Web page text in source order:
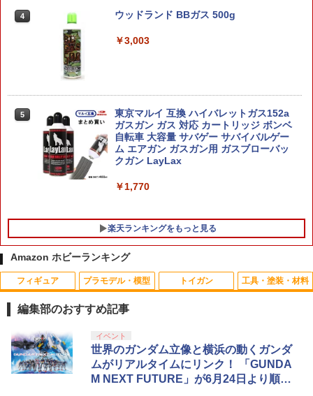
ハセガワ 1/24 トヨタ スプリンター トレ
ノ AE86 GT APEX 前期型 （1983）【H
C71】 プラモデル
￥2,980
4
【中古】 バンダイスピリッツ S.H.Figua
【A´】 未開封品/箱少し傷みあり
5
送料無料◆デスクトップリアルマッコイ
ドラゴンボール 06 孫悟空＆ブルマ -限定
復刻仕様版- メガハウス フィギュア 【2
月予約】
4 ウッドランド BBガス 500g
￥3,003
5
東京マルイ 互換 ハイバレットガス152a
ガスガン ガス 対応 カートリッジ ボンベ
自転車 大容量 サバゲー サバイバルゲー
ム エアガン ガスガン用 ガスブローバッ
クガン LayLax
￥1,770
楽天ランキングをもっと見る
1
ABCホビー 【再生産】ABC LEDライト
LED 赤色 （5mm×2個）【62683】 ラジ
コンパーツ
￥468
Amazon ホビーランキング
フィギュア
1
TAMASHII NATIONS S.H.フィギュアー
ツ（真骨彫製法） 仮面ライダーBLACK
RX 約150mm PVC&ABS&布製 塗装済み
可動フィギュア
プラモデル・模型
1
マックスファクトリー PLAMATEA MX
ちゃん 組み立て式プラモデル ノンスケ
ール 全高約160mm
￥10,094
トイガン
1
東京マルイ(TOKYO MARUI) No.25 コル
ト ガバメント HG 18歳以上エアーHOP
ハンドガン
￥3,384
工具・塗装・材料
1
タミヤ クラフトツールシリーズ No.123
先細薄刃ニッパー (ゲートカット用) プラ
モデル用工具 74123
￥2,674
編集部のおすすめ記事
イベント
世界のガンダム立像と横浜の動くガンダ
ムがリアルタイムにリンク！ 「GUNDA
M NEXT FUTURE」が6月24日より順次